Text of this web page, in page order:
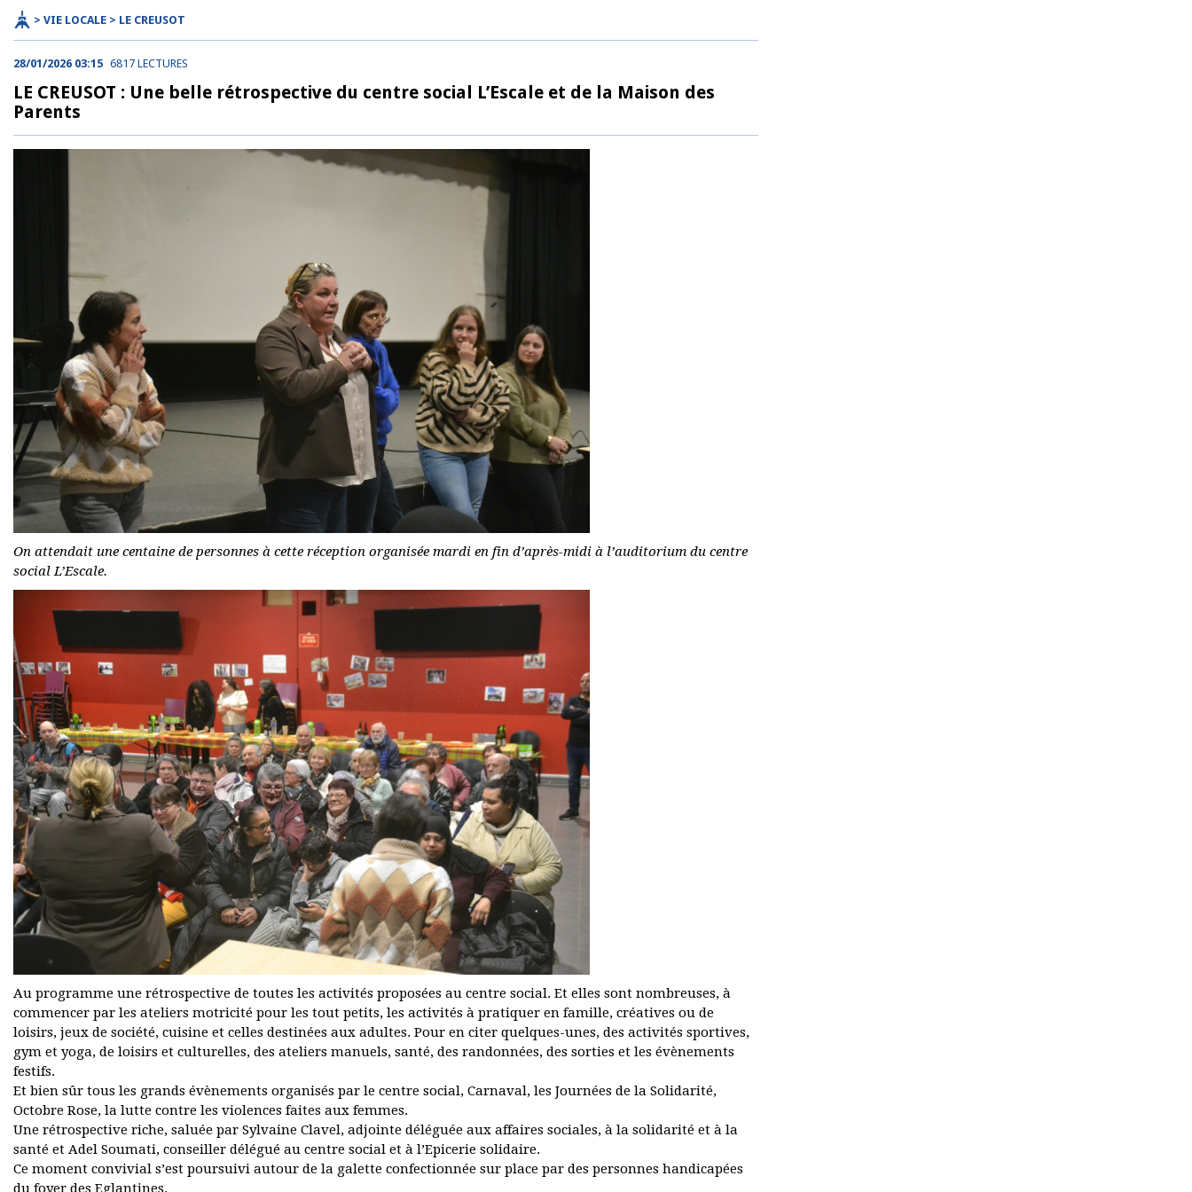
> VIE LOCALE > LE CREUSOT
28/01/2026 03:15 6817 LECTURES
LE CREUSOT : Une belle rétrospective du centre social L’Escale et de la Maison des
Parents
On attendait une centaine de personnes à cette réception organisée mardi en fin d’après-midi à l’auditorium du centre
social L’Escale.
Au programme une rétrospective de toutes les activités proposées au centre social. Et elles sont nombreuses, à
commencer par les ateliers motricité pour les tout petits, les activités à pratiquer en famille, créatives ou de
loisirs, jeux de société, cuisine et celles destinées aux adultes. Pour en citer quelques-unes, des activités sportives,
gym et yoga, de loisirs et culturelles, des ateliers manuels, santé, des randonnées, des sorties et les évènements
festifs.
Et bien sûr tous les grands évènements organisés par le centre social, Carnaval, les Journées de la Solidarité,
Octobre Rose, la lutte contre les violences faites aux femmes.
Une rétrospective riche, saluée par Sylvaine Clavel, adjointe déléguée aux affaires sociales, à la solidarité et à la
santé et Adel Soumati, conseiller délégué au centre social et à l’Epicerie solidaire.
Ce moment convivial s’est poursuivi autour de la galette confectionnée sur place par des personnes handicapées
du foyer des Eglantines.